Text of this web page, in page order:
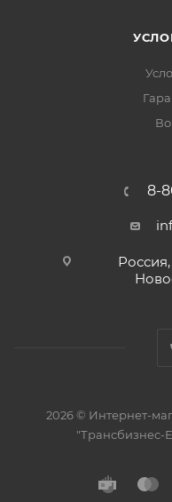
8-
Россия,
2026 © Интернет-
"Трансбизнес-